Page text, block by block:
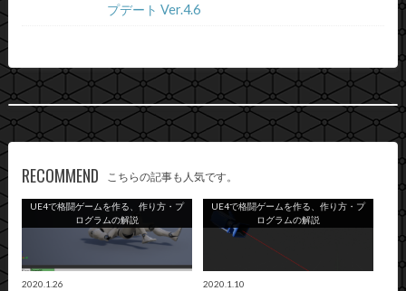
プデート Ver.4.6
RECOMMEND こちらの記事も人気です。
UE4で格闘ゲームを作る、作り方・プ
ログラムの解説
2020.1.26
UE4で格闘ゲームを作る、作り方・プ
ログラムの解説
2020.1.10